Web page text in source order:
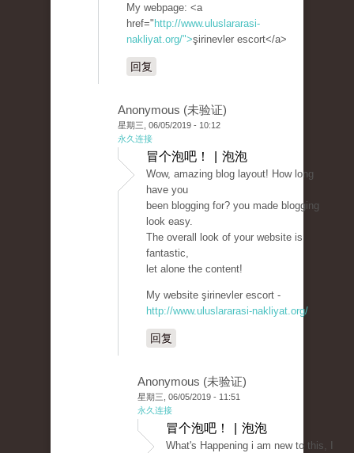
My webpage: <a
href=" http://www.uluslararasi-
nakliyat.org/">şirinevler escort</a>
回复
Anonymous (未验证)
星期三, 06/05/2019 - 10:12
永久连接
冒个泡吧！ | 泡泡
Wow, amazing blog layout! How long
have you
been blogging for? you made blogging
look easy.
The overall look of your website is
fantastic,
let alone the content!
My website şirinevler escort -
http://www.uluslararasi-nakliyat.org/
回复
Anonymous (未验证)
星期三, 06/05/2019 - 11:51
永久连接
冒个泡吧！ | 泡泡
What's Happening i am new to this, I